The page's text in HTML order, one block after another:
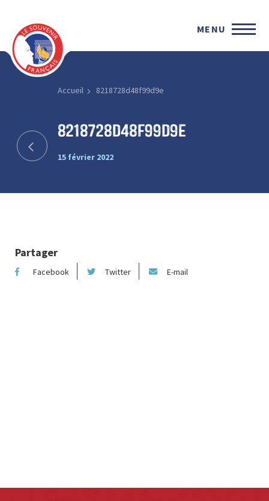
MENU
Accueil 8218728d48f99d9e
8218728d48f99d9e
15 février 2022
Partager
Facebook Twitter E-mail